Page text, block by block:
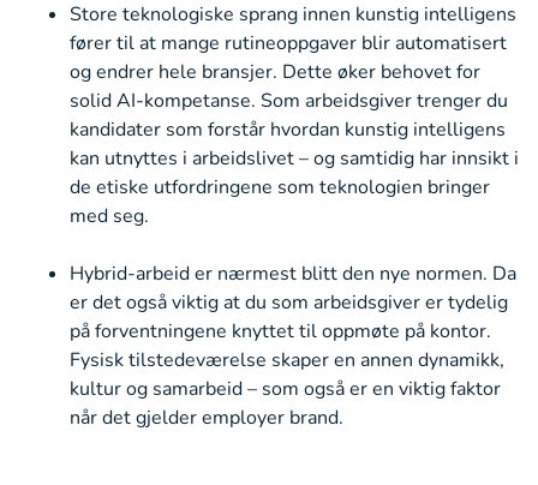
Store teknologiske sprang innen kunstig intelligens
fører til at mange rutineoppgaver blir automatisert
og endrer hele bransjer. Dette øker behovet for
solid AI-kompetanse. Som arbeidsgiver trenger du
kandidater som forstår hvordan kunstig intelligens
kan utnyttes i arbeidslivet – og samtidig har innsikt i
de etiske utfordringene som teknologien bringer
med seg.
Hybrid-arbeid er nærmest blitt den nye normen. Da
er det også viktig at du som arbeidsgiver er tydelig
på forventningene knyttet til oppmøte på kontor.
Fysisk tilstedeværelse skaper en annen dynamikk,
kultur og samarbeid – som også er en viktig faktor
når det gjelder employer brand.